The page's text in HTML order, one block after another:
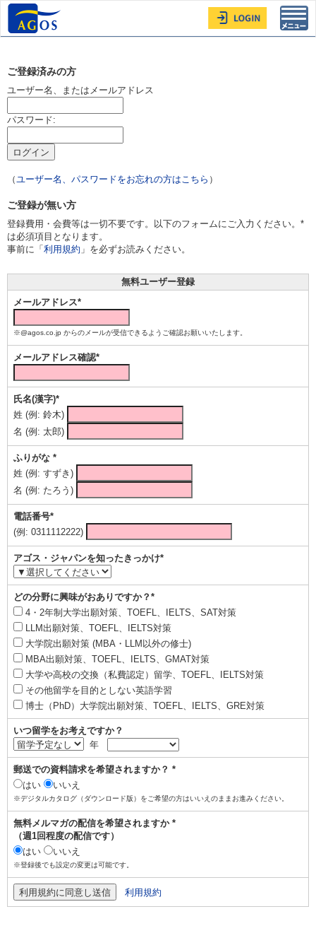
ご登録済みの方
ユーザー名、またはメールアドレス
パスワード:
（ユーザー名、パスワードをお忘れの方はこちら ）
ご登録が無い方
登録費用・会費等は一切不要です。以下のフォームにご入力ください。*
は必須項目となります。
事前に「 利用規約 」を必ずお読みください。
無料ユーザー登録
メールアドレス*
※@agos.co.jp からのメールが受信できるようご確認お願いいたします。
メールアドレス確認*
氏名(漢字)*
姓 (例: 鈴木)
名 (例: 太郎)
ふりがな *
姓 (例: すずき)
名 (例: たろう)
電話番号*
(例: 0311112222)
アゴス・ジャパンを知ったきっかけ*
どの分野に興味がおありですか？*
4・2年制大学出願対策、TOEFL、IELTS、SAT対策
LLM出願対策、TOEFL、IELTS対策
大学院出願対策 (MBA・LLM以外の修士)
MBA出願対策、TOEFL、IELTS、GMAT対策
大学や高校の交換（私費認定）留学、TOEFL、IELTS対策
その他留学を目的としない英語学習
博士（PhD）大学院出願対策、TOEFL、IELTS、GRE対策
いつ留学をお考えですか？
年
郵送での資料請求を希望されますか？ *
はい
いいえ
※デジタルカタログ（ダウンロード版）をご希望の方はいいえのままお進みください。
無料メルマガの配信を希望されますか *
（週1回程度の配信です）
はい
いいえ
※登録後でも設定の変更は可能です。
利用規約